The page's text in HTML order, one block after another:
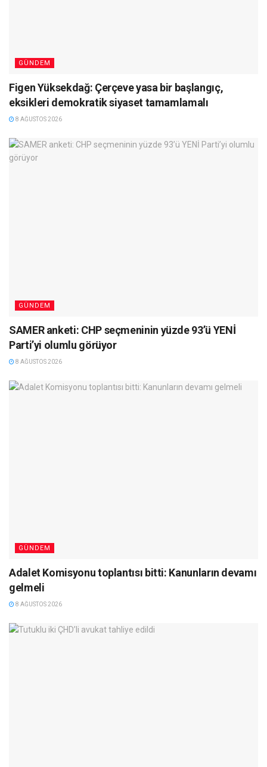
GÜNDEM
Figen Yüksekdağ: Çerçeve yasa bir başlangıç,
eksikleri demokratik siyaset tamamlamalı
8 AĞUSTOS 2026
GÜNDEM
SAMER anketi: CHP seçmeninin yüzde 93’ü YENİ
Parti’yi olumlu görüyor
8 AĞUSTOS 2026
GÜNDEM
Adalet Komisyonu toplantısı bitti: Kanunların devamı
gelmeli
8 AĞUSTOS 2026